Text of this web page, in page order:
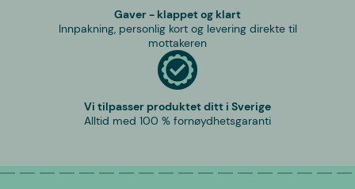
Gaver - klappet og klart
Innpakning, personlig kort og levering direkte til
mottakeren
Vi tilpasser produktet ditt i Sverige
Alltid med 100 % fornøydhetsgaranti